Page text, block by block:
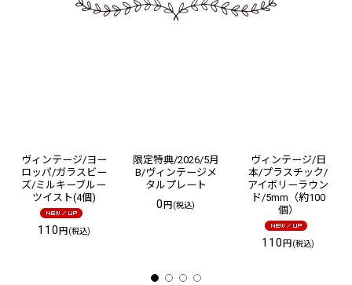
ヴィンテージ/ヨー
ロッパ/ガラスビー
ズ/ミルキーブルー
ツイスト(4個)
110円(税込)
限定特典/2026/5月
B/ヴィンテージメ
タルプレート
0円(税込)
ヴィンテージ/日
本/プラスチック/
アイボリーラウン
ド/5mm（約100
個）
110円(税込)